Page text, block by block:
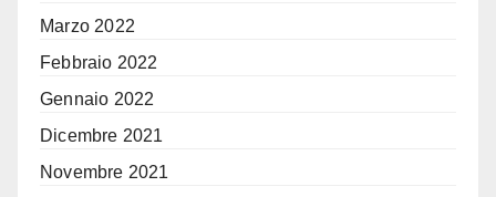
Marzo 2022
Febbraio 2022
Gennaio 2022
Dicembre 2021
Novembre 2021